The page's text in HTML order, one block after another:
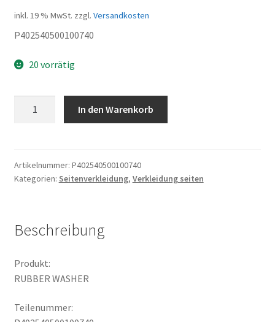
inkl. 19 % MwSt. zzgl. Versandkosten
P402540500100740
20 vorrätig
In den Warenkorb
Artikelnummer: P402540500100740
Kategorien: Seitenverkleidung, Verkleidung seiten
Beschreibung
Produkt:
RUBBER WASHER
Teilenummer: